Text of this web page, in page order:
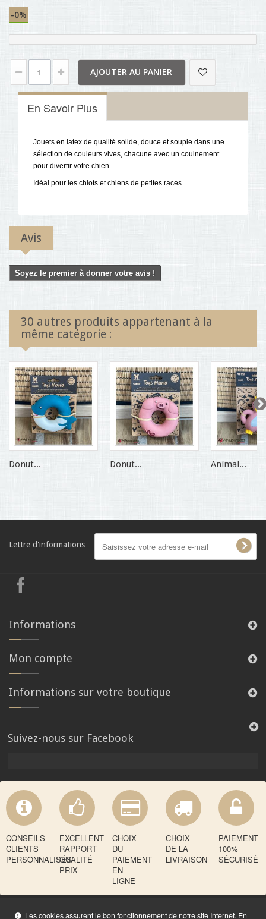
Les cookies assurent le bon fonctionnement de notre site Internet. En
-0%
AJOUTER AU PANIER
En Savoir Plus
Jouets en latex de qualité solide, douce et souple dans une
sélection de couleurs vives, chacune avec un couinement
pour divertir votre chien.
Idéal pour les chiots et chiens de petites races.
Avis
Soyez le premier à donner votre avis !
30 autres produits appartenant à la
même catégorie :
Donut... Donut... Animal...
Lettre d'informations
Informations
Mon compte
Informations sur votre boutique
Suivez-nous sur Facebook
CONSEILS
CLIENTS
PERSONNALISÉS
EXCELLENT
RAPPORT
QUALITÉ
PRIX
CHOIX
DU
PAIEMENT
EN
LIGNE
CHOIX
DE LA
LIVRAISON
PAIEMENT
100%
SÉCURISÉ